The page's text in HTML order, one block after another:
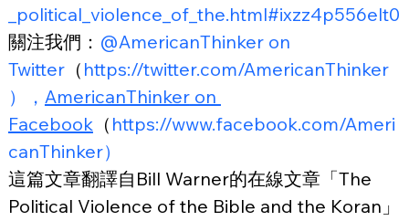
_political_violence_of_the.html#ixzz4p556elt0
關注我們： @AmericanThinker on
Twitter（ https://twitter.com/AmericanThinker
）， AmericanThinker on
Facebook（ https://www.facebook.com/Ameri
canThinker）
這篇文章翻譯自Bill Warner的在線文章「The
Political Violence of the Bible and the Koran」